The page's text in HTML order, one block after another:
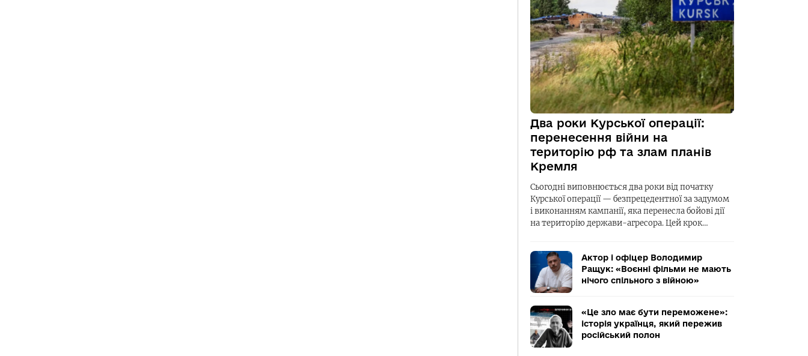
Два роки Курської операції:
перенесення війни на
територію рф та злам планів
Кремля
Сьогодні виповнюється два роки від початку
Курської операції — безпрецедентної за задумом
і виконанням кампанії, яка перенесла бойові дії
на територію держави-агресора. Цей крок…
Актор і офіцер Володимир
Ращук: «Воєнні фільми не мають
нічого спільного з війною»
«Це зло має бути переможене»:
історія українця, який пережив
російський полон